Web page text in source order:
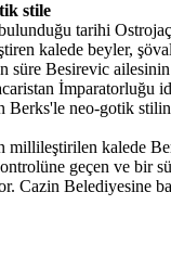
stile
tarihi
kalede beyler,
süre Besirevic
İmparatorluğu
neo-gotik
millileştirilen kalede
geçen ve
Cazin Belediyesine